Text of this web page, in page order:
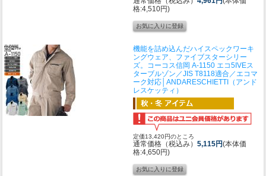
格:4,510円)
機能を詰め込んだハイスペックワーキ
ングウェア、ファイブスターシリー
ズ。 コーコス信岡 A-1150 エコ5IVEス
ターブルゾン／JIS T8118適合／エコマ
ーク対応│ANDARESCHIETTI（アンド
レスケッティ）
定価13,420円のところ
通常価格（税込み） 5,115円(本体価
格:4,650円)